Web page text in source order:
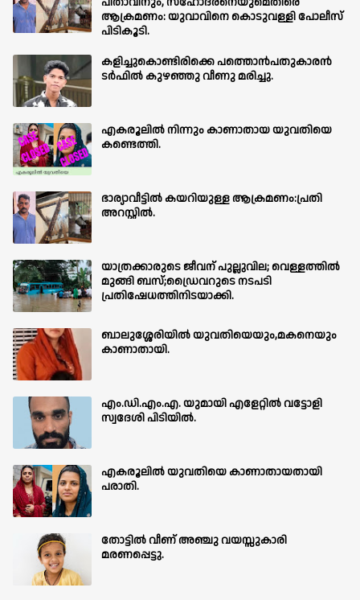
ആക്രമണം: യുവാവിനെ കൊടുവള്ളി പോലീസ്
പിടികൂടി.
കളിച്ചുകൊണ്ടിരിക്കെ പത്തൊൻപതുകാരൻ
ടർഫിൽ കുഴഞ്ഞു വീണു മരിച്ചു.
എകരൂലിൽ നിന്നും കാണാതായ യുവതിയെ
കണ്ടെത്തി.
ഭാര്യാവീട്ടിൽ കയറിയുള്ള ആക്രമണം:പ്രതി
അറസ്റ്റിൽ.
യാത്രക്കാരുടെ ജീവന് പുല്ലുവില; വെള്ളത്തിൽ
മുങ്ങി ബസ്;ഡ്രൈവറുടെ നടപടി
പ്രതിഷേധത്തിനിടയാക്കി.
ബാലുശ്ശേരിയില്‍ യുവതിയെയും,മകനെയും
കാണാതായി.
എം.ഡി.എം.എ. യുമായി എളേറ്റിൽ വട്ടോളി
സ്വദേശി പിടിയിൽ.
എകരൂലിൽ യുവതിയെ കാണാതായതായി
പരാതി.
തോട്ടിൽ വീണ് അഞ്ചു വയസ്സുകാരി
മരണപ്പെട്ടു.